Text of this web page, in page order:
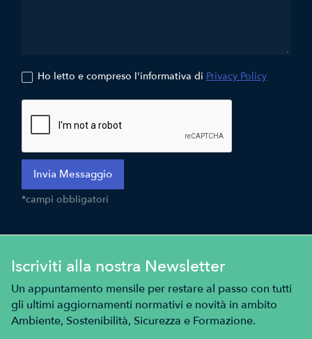
Ho letto e compreso l'informativa di Privacy Policy
*campi obbligatori
Iscriviti alla nostra Newsletter
Un appuntamento mensile per restare al passo con tutti
gli ultimi aggiornamenti normativi e novità in ambito
Ambiente, Sostenibilità, Sicurezza e Formazione.